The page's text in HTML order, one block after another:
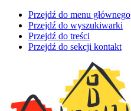
Przejdź do menu głównego
Przejdź do wyszukiwarki
Przejdź do treści
Przejdź do sekcji kontakt